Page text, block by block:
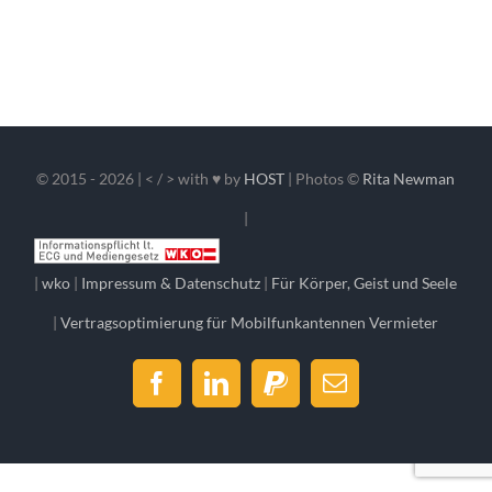
© 2015 - 2026 | < / > with ♥ by HOST | Photos © Rita Newman
|
|wko | Impressum & Datenschutz | Für Körper, Geist und Seele
|Vertragsoptimierung für Mobilfunkantennen Vermieter
FacebookLinkedInPayPalE-